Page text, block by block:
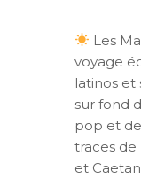
Les
voyage
latinos et
sur fond
pop et
traces de
et